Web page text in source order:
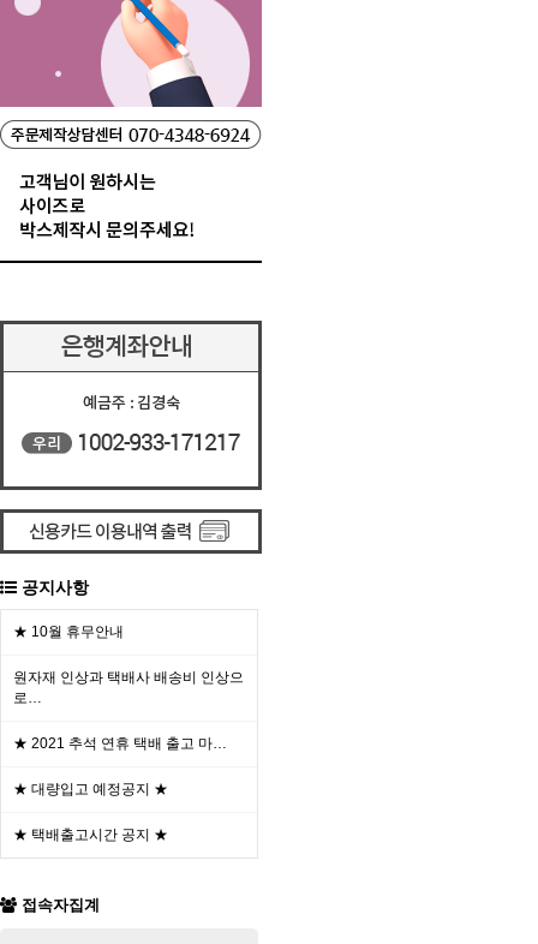
공지사항
★ 10월 휴무안내
원자재 인상과 택배사 배송비 인상으
로…
★ 2021 추석 연휴 택배 출고 마…
★ 대량입고 예정공지 ★
★ 택배출고시간 공지 ★
접속자집계